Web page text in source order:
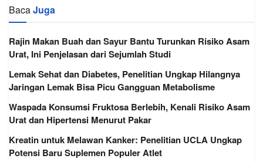
BacaJuga
Rajin Makan Buah dan Sayur Bantu Turunkan Risiko Asam
Urat, Ini Penjelasan dari Sejumlah Studi
Lemak Sehat dan Diabetes, Penelitian Ungkap Hilangnya
Jaringan Lemak Bisa Picu Gangguan Metabolisme
Waspada Konsumsi Fruktosa Berlebih, Kenali Risiko Asam
Urat dan Hipertensi Menurut Pakar
Kreatin untuk Melawan Kanker: Penelitian UCLA Ungkap
Potensi Baru Suplemen Populer Atlet